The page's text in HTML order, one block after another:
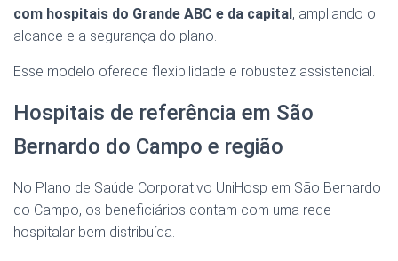
com hospitais do Grande ABC e da capital , ampliando o
alcance e a segurança do plano.
Esse modelo oferece flexibilidade e robustez assistencial.
Hospitais de referência em São
Bernardo do Campo e região
No Plano de Saúde Corporativo UniHosp em São Bernardo
do Campo, os beneficiários contam com uma rede
hospitalar bem distribuída.